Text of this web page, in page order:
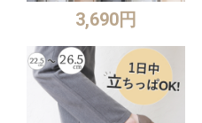
3,690円